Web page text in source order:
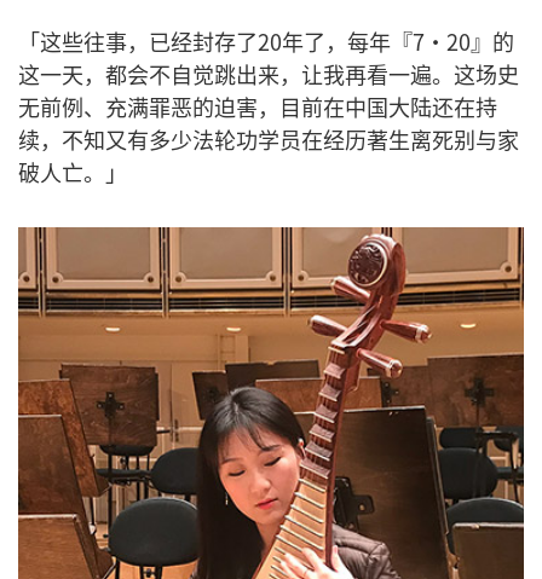
「这些往事，已经封存了20年了，每年『7·20』的
这一天，都会不自觉跳出来，让我再看一遍。这场史
无前例、充满罪恶的迫害，目前在中国大陆还在持
续，不知又有多少法轮功学员在经历著生离死别与家
破人亡。」